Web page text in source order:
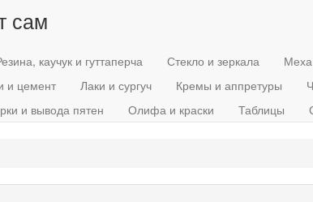
сам
каучук и гуттаперча Стекло и зеркала
и цемент Лаки и сургуч Кремы и аппретуры
и вывода пятен Олифа и краски Таблицы